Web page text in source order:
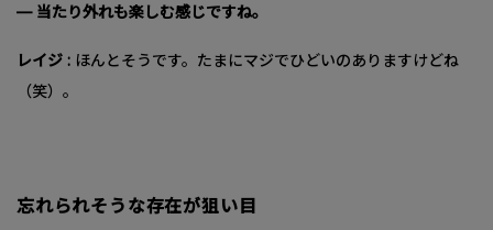
— 当たり外れも楽しむ感じですね。
レイジ : ほんとそうです。たまにマジでひどいのありますけどね
（笑）。
忘れられそうな存在が狙い目